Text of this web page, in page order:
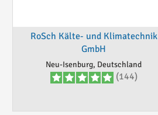
RoSch Kälte- und Klimatechnik
GmbH
Neu-Isenburg, Deutschland
(144)